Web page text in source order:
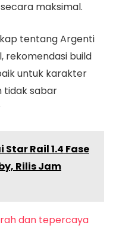
maksimal.
tentang Argenti
rekomendasi build
untuk karakter
tidak sabar
Rail 1.4 Fase
Rilis Jam
dan tepercaya